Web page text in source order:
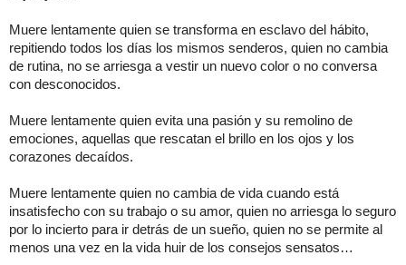
Muere lentamente quien se transforma en esclavo del hábito,
repitiendo todos los días los mismos senderos, quien no cambia
de rutina, no se arriesga a vestir un nuevo color o no conversa
con desconocidos.
Muere lentamente quien evita una pasión y su remolino de
emociones, aquellas que rescatan el brillo en los ojos y los
corazones decaídos.
Muere lentamente quien no cambia de vida cuando está
insatisfecho con su trabajo o su amor, quien no arriesga lo seguro
por lo incierto para ir detrás de un sueño, quien no se permite al
menos una vez en la vida huir de los consejos sensatos…